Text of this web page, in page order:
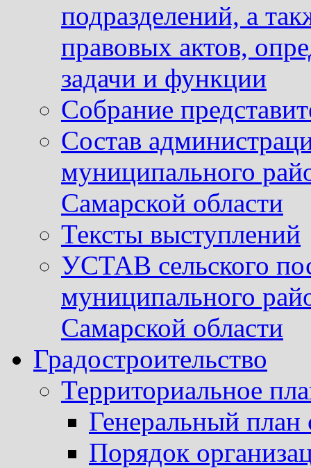
подразделений, а
правовых актов,
задачи и функции
Собрание
Состав
муниципального
Самарской области
Тексты выступлений
УСТАВ сельского
муниципального
Самарской области
Градостроительство
Территориальное
Генеральный план
Порядок